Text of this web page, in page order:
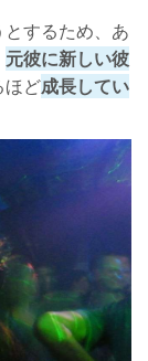
するため、あ
元彼に新しい彼
ほど成長してい